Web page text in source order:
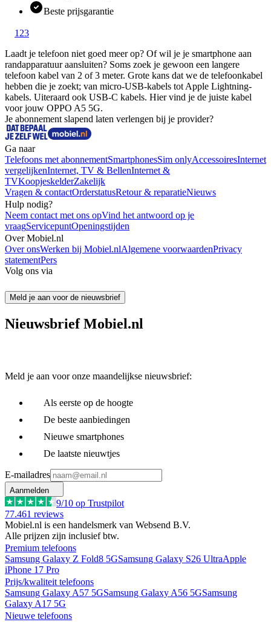
Beste prijsgarantie
1 23
Laadt je telefoon niet goed meer op? Of wil je je smartphone aan
randapparatuur aansluiten? Soms zoek je gewoon een langere
telefoon kabel van 2 of 3 meter. Grote kans dat we de telefoonkabel
hebben die je zoekt; van micro-USB-kabels tot Apple Lightning-
kabels. Uiteraard ook USB-C kabels. Hier vind je de juiste kabel
voor jouw OPPO A5 5G.
Je abonnement slapend laten verlengen bij je provider?
Ga naar
Telefoons met abonnementSmartphonesSim onlyAccessoiresInternet
vergelijkenInternet, TV & BellenInternet &
TVKoopjeskelderZakelijk
Vragen & contactOrderstatusRetour & reparatieNieuws
Hulp nodig?
Neem contact met ons opVind het antwoord op je
vraagServicepuntOpeningstijden
Over Mobiel.nl
Over onsWerken bij Mobiel.nlAlgemene voorwaardenPrivacy
statementPers
Volg ons via
Meld je aan voor de nieuwsbrief
Nieuwsbrief Mobiel.nl
Meld je aan voor onze maandelijkse nieuwsbrief:
Als eerste op de hoogte
De beste aanbiedingen
Nieuwe smartphones
De laatste nieuwtjes
E-mailadres
Aanmelden
9/10 op Trustpilot
77.461 reviews
Mobiel.nl is een handelsmerk van Websend B.V.
Alle prijzen zijn inclusief btw.
Premium telefoons
Samsung Galaxy Z Fold8 5GSamsung Galaxy S26 UltraApple
iPhone 17 Pro
Prijs/kwaliteit telefoons
Samsung Galaxy A57 5GSamsung Galaxy A56 5GSamsung
Galaxy A17 5G
Nieuwe telefoons